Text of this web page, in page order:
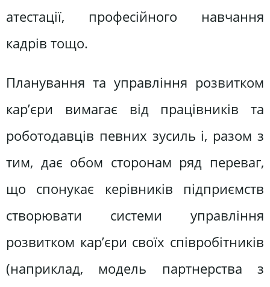
атестації, професійного навчання
кадрів тощо.
Планування та управління розвитком
кар’єри вимагає від працівників та
роботодавців певних зусиль і, разом з
тим, дає обом сторонам ряд переваг,
що спонукає керівників підприємств
створювати системи управління
розвитком кар’єри своїх співробітників
(наприклад, модель партнерства з